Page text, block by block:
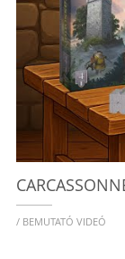
/ BEMUTATÓ VIDEÓ